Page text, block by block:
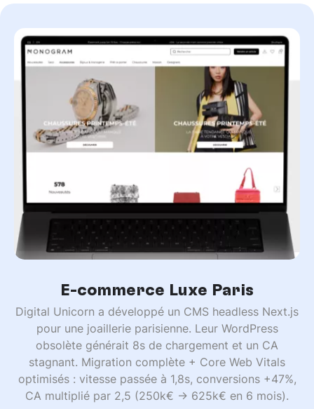
E-commerce Luxe Paris
Digital Unicorn a développé un CMS headless Next.js
pour une joaillerie parisienne. Leur WordPress
obsolète générait 8s de chargement et un CA
stagnant. Migration complète + Core Web Vitals
optimisés : vitesse passée à 1,8s, conversions +47%,
CA multiplié par 2,5 (250k€ → 625k€ en 6 mois).